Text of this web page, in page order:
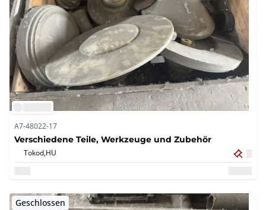
A7-48022-17
Verschiedene Teile, Werkzeuge und Zubehör
Tokod,HU
Geschlossen